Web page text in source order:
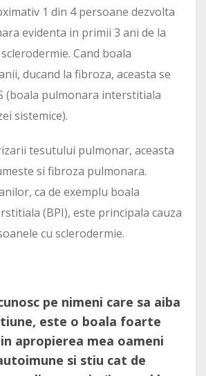
1 din 4 persoane dezvolta
evidenta in primii 3 ani de la
Cand boala
ducand la fibroza, aceasta se
(boala pulmonara interstitiala
sistemice).
tesutului pulmonar, aceasta
si fibroza pulmonara.
ca de exemplu boala
(BPI), este principala cauza
cu sclerodermie.
pe nimeni care sa aiba
este o boala foarte
apropierea mea oameni
si stiu cat de